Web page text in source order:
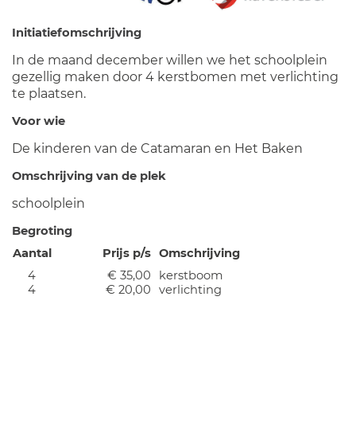
Initiatiefomschrijving
In de maand december willen we het schoolplein
gezellig maken door 4 kerstbomen met verlichting
te plaatsen.
Voor wie
De kinderen van de Catamaran en Het Baken
Omschrijving van de plek
schoolplein
Begroting
Aantal
Prijs p/s Omschrijving
4
€ 35,00
kerstboom
4
€ 20,00 verlichting